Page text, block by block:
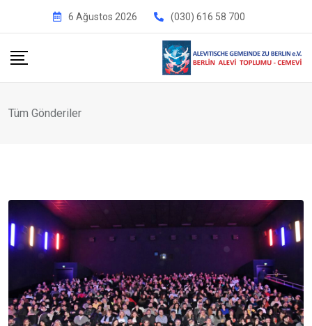
6 Ağustos 2026 (030) 616 58 700
Tüm Gönderiler